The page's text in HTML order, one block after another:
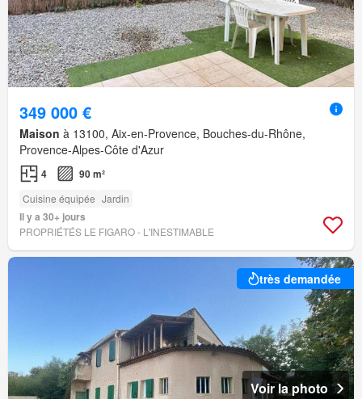
349 000 €
Maison à 13100, Aix-en-Provence, Bouches-du-Rhône,
Provence-Alpes-Côte d'Azur
4 90 m²
Cuisine équipée Jardin
Il y a 30+ jours
PROPRIÉTÉS LE FIGARO - L'INESTIMABLE
très demandée
Voir la photo